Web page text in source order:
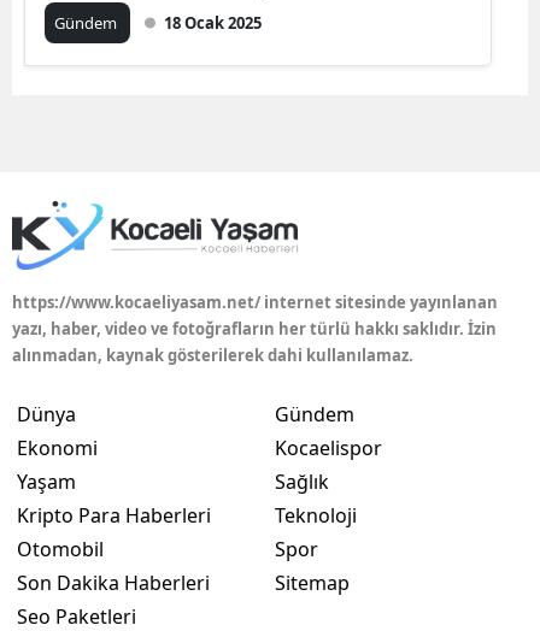
Diyarbakır
Eskişehir
Gaziantep
Gündem 18 Ocak 2025
https://www.kocaeliyasam.net/ internet sitesinde yayınlanan
yazı, haber, video ve fotoğrafların her türlü hakkı saklıdır. İzin
alınmadan, kaynak gösterilerek dahi kullanılamaz.
Dünya
Ekonomi
Yaşam
Kripto Para Haberleri
Otomobil
Son Dakika Haberleri
Seo Paketleri
Gündem
Kocaelispor
Sağlık
Teknoloji
Spor
Sitemap